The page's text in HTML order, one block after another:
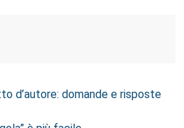
d’autore: domande e risposte